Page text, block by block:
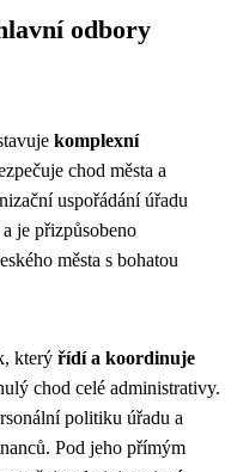
odbory
komplexní
chod města a
uspořádání úřadu
je přizpůsobeno
města s bohatou
který řídí a koordinuje
chod celé administrativy.
politiku úřadu a
Pod jeho přímým